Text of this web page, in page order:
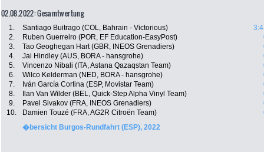
02.08.2022: Gesamtwertung
1. Santiago Buitrago (COL, Bahrain - Victorious)
2.
Ruben Guerreiro (POR, EF Education-EasyPost)
3.
Tao Geoghegan Hart (GBR, INEOS Grenadiers)
4.
Jai Hindley (AUS, BORA - hansgrohe)
5.
Vincenzo Nibali (ITA, Astana Qazaqstan Team)
6.
Wilco Kelderman (NED, BORA - hansgrohe)
7.
Iván García Cortina (ESP, Movistar Team)
8.
Ilan Van Wilder (BEL, Quick-Step Alpha Vinyl Team)
9.
Pavel Sivakov (FRA, INEOS Grenadiers)
10.
Damien Touzé (FRA, AG2R Citroën Team)
�bersicht Burgos-Rundfahrt (ESP), 2022